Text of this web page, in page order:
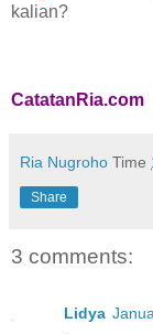
kalian?
CatatanRia.com
Ria Nugroho Time
Share
3 comments:
Lidya